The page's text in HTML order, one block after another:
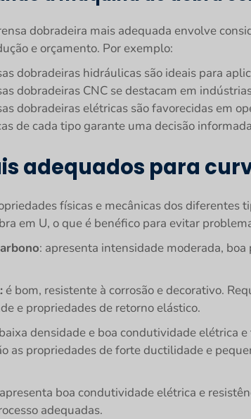
dobradeira mais adequada envolve
e orçamento. Por exemplo:
dobradeiras hidráulicas são ideais para
dobradeiras CNC se destacam em
dobradeiras elétricas são favorecidas em
de cada tipo garante uma decisão
adequados para
físicas e mecânicas dos
em U, o que é benéfico para evitar
: apresenta intensidade moderada,
é bom, resistente à corrosão e decorativo.
e propriedades de retorno elástico.
densidade e boa condutividade elétrica
as propriedades de forte ductilidade e
apresenta boa condutividade elétrica e
adequadas.